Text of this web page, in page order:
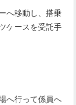
へ移動し、搭乗
ケースを受託手
へ行って係員へ